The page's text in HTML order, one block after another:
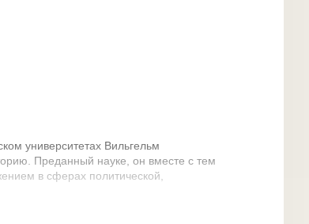
университетах Вильгельм
Преданный науке, он вместе с тем
в сферах политической,